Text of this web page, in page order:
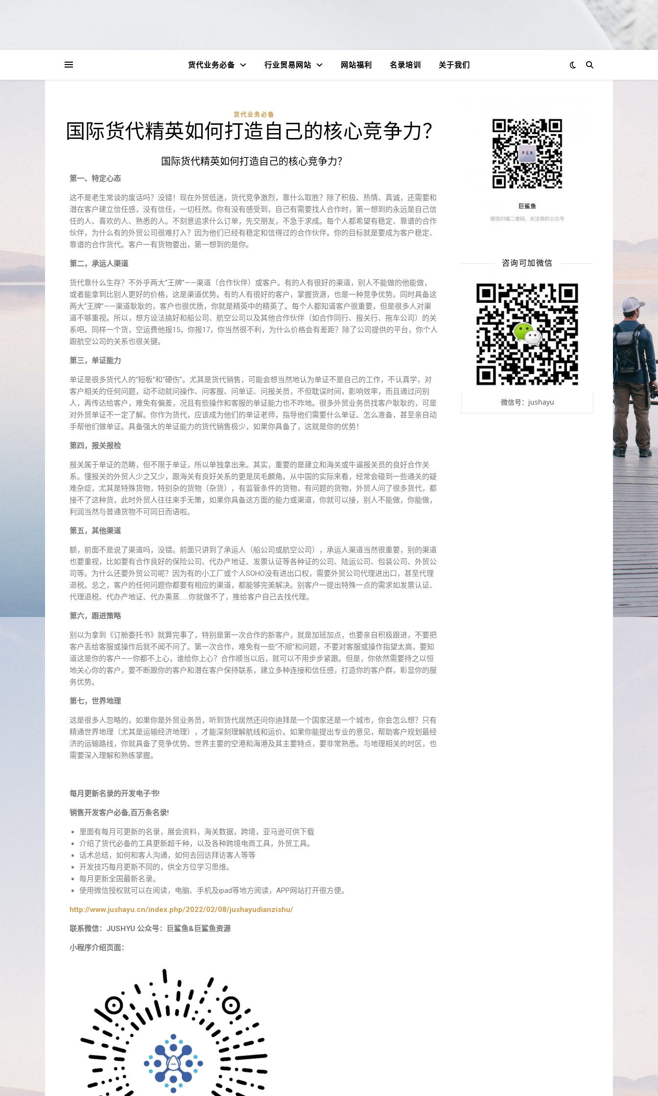
货代业务必备 行业贸易网站 网站福利 名录培训 关于我们
货代业务必备
国际货代精英如何打造自己的核心竞争力？
国际货代精英如何打造自己的核心竞争力？
第一、特定心态
这不是老生常谈的废话吗？没错！现在外贸低迷，货代竞争激烈，靠什么取胜？除了积极、热情、真诚，还需要和
潜在客户建立信任感，没有信任，一切枉然。你有没有感受到，自己有需要找人合作时，第一想到的永远是自己信
任的人、喜欢的人、熟悉的人。不刻意追求什么订单，先交朋友，不急于求成。每个人都希望有稳定、靠谱的合作
伙伴，为什么有的外贸公司很难打入？因为他们已经有稳定和信得过的合作伙伴。你的目标就是要成为客户稳定、
靠谱的合作货代。客户一有货物要出，第一想到的是你。
第二，承运人渠道
货代靠什么生存？不外乎两大“王牌”——渠道（合作伙伴）或客户。有的人有很好的渠道，别人不能做的他能做，
或者能拿到比别人更好的价格，这是渠道优势。有的人有很好的客户，掌握货源，也是一种竞争优势。同时具备这
两大“王牌”——渠道耿耿的，客户也很优质，你就是精英中的精英了。每个人都知道客户很重要，但是很多人对渠
道不够重视。所以，想方设法搞好和船公司、航空公司以及其他合作伙伴（如合作同行、报关行、拖车公司）的关
系吧。同样一个货，空运费他报15，你报17，你当然很不利，为什么价格会有差距？除了公司提供的平台，你个人
跟航空公司的关系也很关键。
第三，单证能力
单证是很多货代人的“短板”和“硬伤”。尤其是货代销售，可能会想当然地认为单证不是自己的工作，不认真学，对
客户相关的任何问题，动不动就问操作、问客服、问单证、问报关员，不但耽误时间，影响效率，而且通过问别
人，再传达给客户，难免有偏差，况且有些操作和客服的单证能力也不咋地。很多外贸业务员找客户耿耿的，可是
对外贸单证不一定了解。你作为货代，应该成为他们的单证老师，指导他们需要什么单证、怎么准备，甚至亲自动
手帮他们做单证。具备强大的单证能力的货代销售极少，如果你具备了，这就是你的优势！
第四，报关报检
报关属于单证的范畴，但不限于单证，所以单独拿出来。其实，重要的是建立和海关或牛逼报关员的良好合作关
系。懂报关的外贸人少之又少，跟海关有良好关系的更是凤毛麟角。从中国的实际来看，经常会碰到一些通关的疑
难杂症，尤其是特殊货物，特别杂的货物（杂货），有监管条件的货物，有问题的货物，外贸人问了很多货代，都
接不了这种货，此时外贸人往往束手无策，如果你具备这方面的能力或渠道，你就可以接，别人不能做，你能做，
利润当然与普通货物不可同日而语啦。
第五，其他渠道
额，前面不是说了渠道吗，没错。前面只讲到了承运人（船公司或航空公司），承运人渠道当然很重要，别的渠道
也要重视，比如要有合作良好的保险公司、代办产地证、发票认证等各种证的公司、陆运公司、包装公司、外贸公
司等。为什么还要外贸公司呢？因为有的小工厂或个人SOHO没有进出口权，需要外贸公司代理进出口，甚至代理
退税。总之，客户的任何问题你都要有相应的渠道，都能够完美解决。别客户一提出特殊一点的需求如发票认证、
代理退税、代办产地证、代办熏蒸……你就做不了，推给客户自己去找代理。
第六，跟进策略
别以为拿到《订舱委托书》就算完事了，特别是第一次合作的新客户，就是加班加点，也要亲自积极跟进，不要把
客户丢给客服或操作后就不闻不问了。第一次合作，难免有一些“不顺”和问题，不要对客服或操作指望太高，要知
道这是你的客户——你都不上心，谁给你上心？合作顺当以后，就可以不用步步紧跟。但是，你依然需要持之以恒
地关心你的客户，要不断跟你的客户和潜在客户保持联系，建立多种连接和信任感，打造你的客户群，彰显你的服
务优势。
第七，世界地理
这是很多人忽略的，如果你是外贸业务员，听到货代居然还问你迪拜是一个国家还是一个城市，你会怎么想？只有
精通世界地理（尤其是运输经济地理），才能深刻理解航线和运价。如果你能提出专业的意见，帮助客户规划最经
济的运输路线，你就具备了竞争优势。世界主要的空港和海港及其主要特点，要非常熟悉。与地理相关的时区，也
需要深入理解和熟练掌握。
每月更新名录的开发电子书!
销售开发客户必备,百万条名录!
里面有每月可更新的名录，展会资料，海关数据，跨境，亚马逊可供下载
介绍了货代必备的工具更新超千种，以及各种跨境电商工具，外贸工具。
话术总结，如何和客人沟通，如何去回访拜访客人等等
开发技巧每月更新不同的，供全方位学习思维。
每月更新全国最新名录。
使用微信授权就可以在阅读，电脑、手机及ipad等地方阅读，APP网站打开很方便。
http://www.jushayu.cn/index.php/2022/02/08/jushayudianzishu/
联系微信：JUSHYU 公众号：巨鲨鱼&巨鲨鱼资源
小程序介绍页面：
咨询可加微信
微信号：jushayu